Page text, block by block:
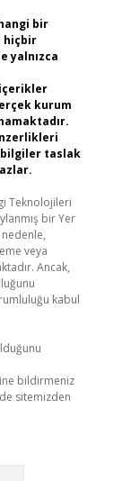
bir
hiçbir
yalnızca
kurum
taslak
Teknolojileri
bir Yer
veya
Ancak,
kabul
bildirmeniz
sitemizden